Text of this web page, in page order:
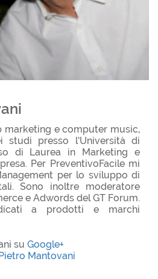
marketing e computer music,
presso l’Università di
di Laurea in Marketing e
Per PreventivoFacile mi
per lo sviluppo di
Sono inoltre moderatore
e Adwords del GT Forum.
a prodotti e marchi
su Google+
Mantovani